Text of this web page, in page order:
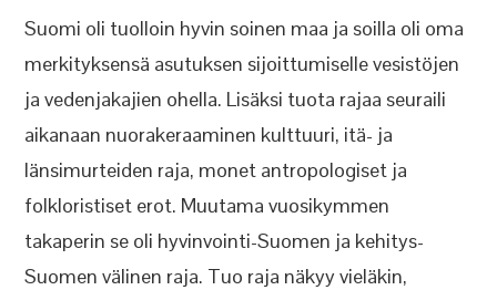
Suomi oli tuolloin hyvin soinen maa ja soilla oli oma
merkityksensä asutuksen sijoittumiselle vesistöjen
ja vedenjakajien ohella. Lisäksi tuota rajaa seuraili
aikanaan nuorakeraaminen kulttuuri, itä- ja
länsimurteiden raja, monet antropologiset ja
folkloristiset erot. Muutama vuosikymmen
takaperin se oli hyvinvointi-Suomen ja kehitys-
Suomen välinen raja. Tuo raja näkyy vieläkin,